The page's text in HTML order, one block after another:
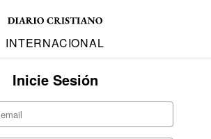
INTERNACIONAL
Inicie Sesión